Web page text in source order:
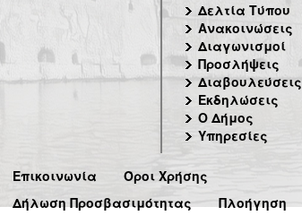
Δελτία Τύπου
Ανακοινώσεις
Διαγωνισμοί
Προσλήψεις
Διαβουλεύσεις
Εκδηλώσεις
Ο Δήμος
Υπηρεσίες
Επικοινωνία
Όροι Χρήσης
Δήλωση Προσβασιμότητας
Πλοήγηση